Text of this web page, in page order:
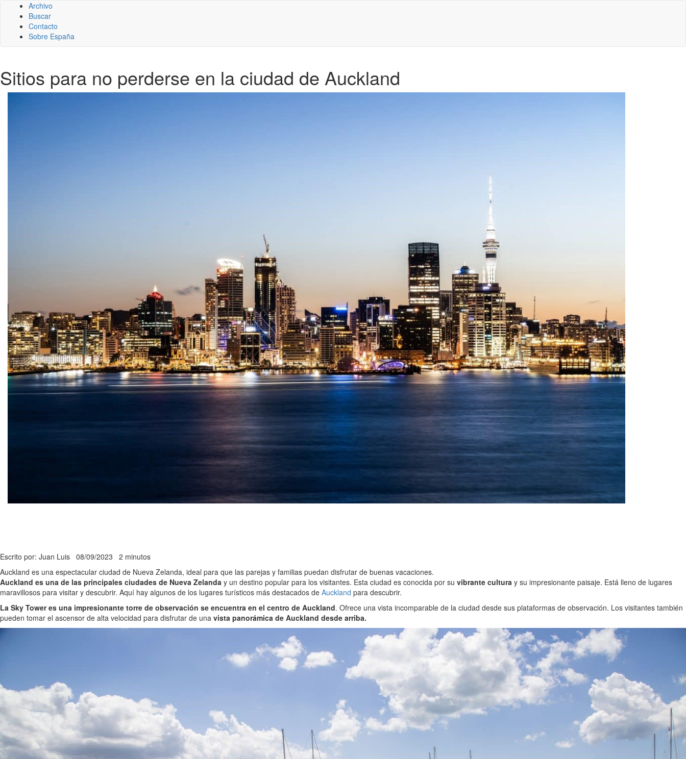
Archivo
Buscar
Contacto
Sobre España
Sitios para no perderse en la ciudad de Auckland
Escrito por: Juan Luis 08/09/2023 2 minutos
Auckland es una espectacular ciudad de Nueva Zelanda, ideal para que las parejas y familias puedan disfrutar de buenas vacaciones.
Auckland es una de las principales ciudades de Nueva Zelanda y un destino popular para los visitantes. Esta ciudad es conocida por su vibrante cultura y su impresionante paisaje. Está lleno de lugares
maravillosos para visitar y descubrir. Aquí hay algunos de los lugares turísticos más destacados de Auckland para descubrir.
La Sky Tower es una impresionante torre de observación se encuentra en el centro de Auckland. Ofrece una vista incomparable de la ciudad desde sus plataformas de observación. Los visitantes también
pueden tomar el ascensor de alta velocidad para disfrutar de una vista panorámica de Auckland desde arriba.